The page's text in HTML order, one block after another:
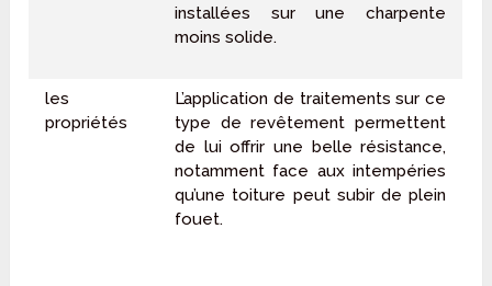
installées sur une charpente
moins solide.
les
propriétés
L’application de traitements sur ce
type de revêtement permettent
de lui offrir une belle résistance,
notamment face aux intempéries
qu’une toiture peut subir de plein
fouet.